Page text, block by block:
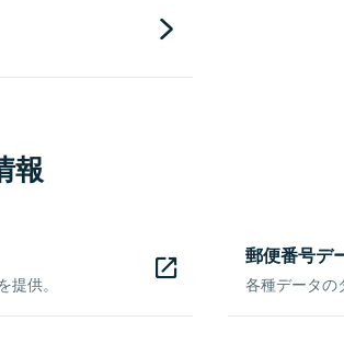
報
供。
郵便番号デ
各種データの